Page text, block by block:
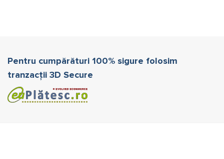
Pentru cumpărături 100% sigure folosim
tranzacții 3D Secure